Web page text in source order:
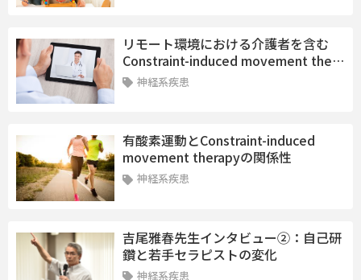
リモート環境における介護者を含む
Constraint-induced movement the…
神経系疾患
有酸素運動とConstraint-induced
movement therapyの関係性
神経系疾患
吉尾雅春先生インタビュー②：自己研
鑽と若手セラピストの変化
神経系疾患